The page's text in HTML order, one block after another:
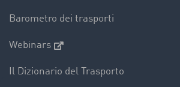
Barometro dei trasporti
Webinars
Il Dizionario del Trasporto